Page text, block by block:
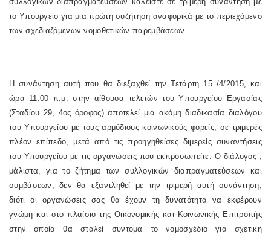
το Υπουργείο για μια πρώτη συζήτηση αναφορικά με το περιεχόμενο
των σχεδιαζόμενων νομοθετικών παρεμβάσεων.
Η συνάντηση αυτή που θα διεξαχθεί την Τετάρτη 15 /4/2015, και
ώρα 11:00 π.μ. στην αίθουσα τελετών του Υπουργείου Εργασίας
(Σταδίου 29, 4ος όροφος) αποτελεί μια ακόμη διαδικασία διαλόγου
του Υπουργείου με τους αρμόδιους κοινωνικούς φορείς, σε τριμερές
πλέον επίπεδο, μετά από τις προηγηθείσες διμερείς συναντήσεις
του Υπουργείου με τις οργανώσεις που εκπροσωπείτε. Ο διάλογος ,
μάλιστα, για το ζήτημα των συλλογικών διαπραγματεύσεων και
συμβάσεων, δεν θα εξαντληθεί με την τριμερή αυτή συνάντηση,
διότι οι οργανώσεις σας θα έχουν τη δυνατότητα να εκφέρουν
γνώμη και στο πλαίσιο της Οικονομικής και Κοινωνικής Επιτροπής
στην οποία θα σταλεί σύντομα το νομοσχέδιο για σχετική